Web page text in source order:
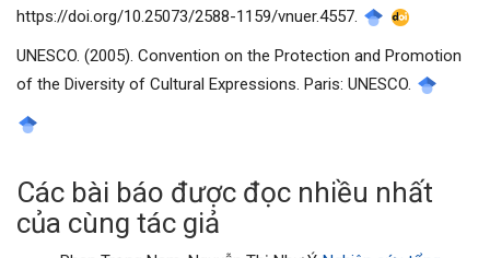
https://doi.org/10.25073/2588-1159/vnuer.4557.
UNESCO. (2005). Convention on the Protection and Promotion
of the Diversity of Cultural Expressions. Paris: UNESCO.
Các bài báo được đọc nhiều nhất
của cùng tác giả